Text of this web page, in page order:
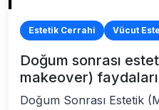
Estetik Cerrahi Vücut
Doğum sonrası
makeover)
Doğum Sonrası Estetik